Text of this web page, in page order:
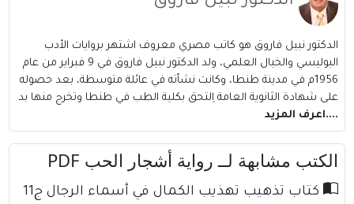
الدكتور نبيل فاروق هو كاتب مصري معروف اشتهر بروايات الأدب
البوليسي والخيال العلمي، ولد الدكتور نبيل فاروق في 9 فبراير من عام
1956م في مدينة طنطا، وكانت نشأته في عائلة متوسطة، بعد حصوله
على شهادة الثانوية العامة اِلتحق بكلية الطب في طنطا وتخرج منها بد
....اعرف المزيد
الكتب مشابهة لــ رواية أشجار الحب PDF
كتاب تذهيب تهذيب الكمال في أسماء الرجال ج11